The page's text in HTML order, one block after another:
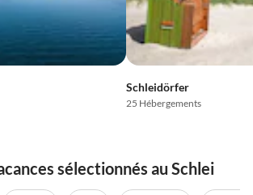
Schleidörfer
25 Hébergements
sélectionnés au Schlei